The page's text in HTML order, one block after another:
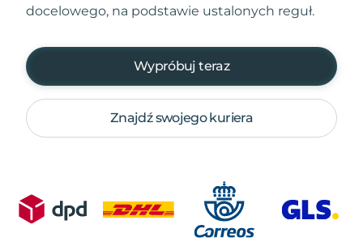
docelowego, na podstawie ustalonych reguł.
Wypróbuj teraz
Znajdź swojego kuriera